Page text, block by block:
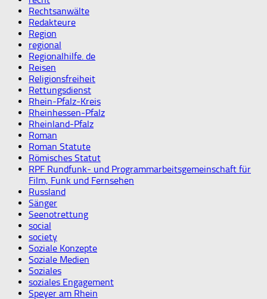
Rechtsanwälte
Redakteure
Region
regional
Regionalhilfe. de
Reisen
Religionsfreiheit
Rettungsdienst
Rhein-Pfalz-Kreis
Rheinhessen-Pfalz
Rheinland-Pfalz
Roman
Roman Statute
Römisches Statut
RPF Rundfunk- und Programmarbeitsgemeinschaft für
Film, Funk und Fernsehen
Russland
Sänger
Seenotrettung
social
society
Soziale Konzepte
Soziale Medien
Soziales
soziales Engagement
Speyer am Rhein